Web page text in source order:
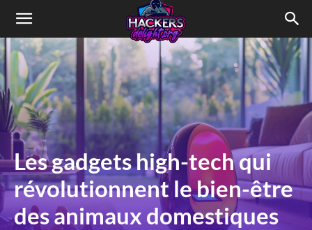
HACKERSdelight
Les gadgets high-tech qui
révolutionnent le bien-être
des animaux domestiques